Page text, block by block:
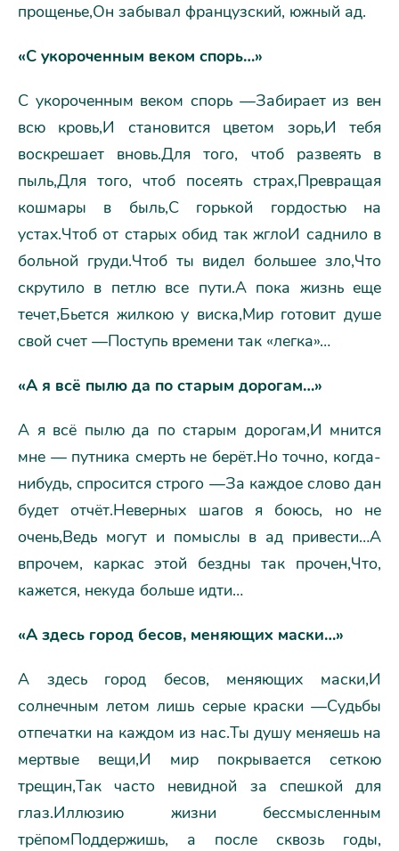
прощенье,Он забывал французский, южный ад.
«С укороченным веком спорь…»
С укороченным веком спорь —Забирает из вен
всю кровь,И становится цветом зорь,И тебя
воскрешает вновь.Для того, чтоб развеять в
пыль,Для того, чтоб посеять страх,Превращая
кошмары в быль,С горькой гордостью на
устах.Чтоб от старых обид так жглоИ саднило в
больной груди.Чтоб ты видел большее зло,Что
скрутило в петлю все пути.А пока жизнь еще
течет,Бьется жилкою у виска,Мир готовит душе
свой счет —Поступь времени так «легка»…
«А я всё пылю да по старым дорогам…»
А я всё пылю да по старым дорогам,И мнится
мне — путника смерть не берёт.Но точно, когда-
нибудь, спросится строго —За каждое слово дан
будет отчёт.Неверных шагов я боюсь, но не
очень,Ведь могут и помыслы в ад привести…А
впрочем, каркас этой бездны так прочен,Что,
кажется, некуда больше идти…
«А здесь город бесов, меняющих маски…»
А здесь город бесов, меняющих маски,И
солнечным летом лишь серые краски —Судьбы
отпечатки на каждом из нас.Ты душу меняешь на
мертвые вещи,И мир покрывается сеткою
трещин,Так часто невидной за спешкой для
глаз.Иллюзию жизни бессмысленным
трёпомПоддержишь, а после сквозь годы,